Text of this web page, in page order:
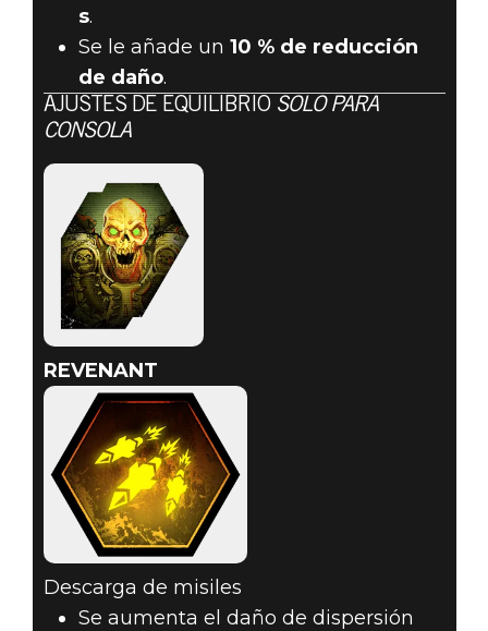
s.
Se le añade un 10 % de reducción
de daño.
AJUSTES DE EQUILIBRIO SOLO PARA
CONSOLA
REVENANT
Descarga de misiles
Se aumenta el daño de dispersión